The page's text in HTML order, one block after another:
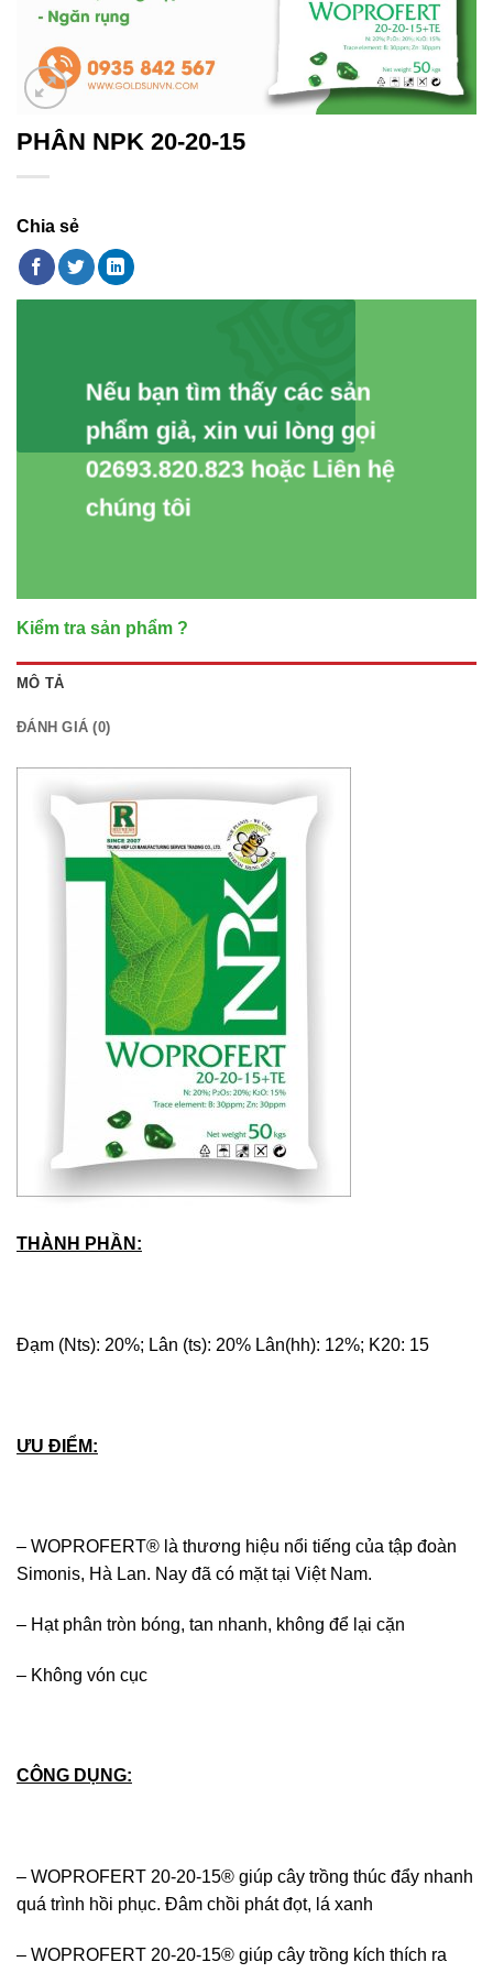
PHÂN NPK 20-20-15
Chia sẻ
Nếu bạn tìm thấy các sản
phẩm giả, xin vui lòng gọi
02693.820.823 hoặc Liên hệ
chúng tôi
Kiểm tra sản phẩm ?
MÔ TẢ
ĐÁNH GIÁ (0)
THÀNH PHẦN:
Đạm (Nts): 20%; Lân (ts): 20% Lân(hh): 12%; K20: 15
ƯU ĐIỂM:
– WOPROFERT® là thương hiệu nổi tiếng của tập đoàn
Simonis, Hà Lan. Nay đã có mặt tại Việt Nam.
– Hạt phân tròn bóng, tan nhanh, không để lại cặn
– Không vón cục
CÔNG DỤNG:
– WOPROFERT 20-20-15® giúp cây trồng thúc đẩy nhanh
quá trình hồi phục. Đâm chồi phát đọt, lá xanh
– WOPROFERT 20-20-15® giúp cây trồng kích thích ra